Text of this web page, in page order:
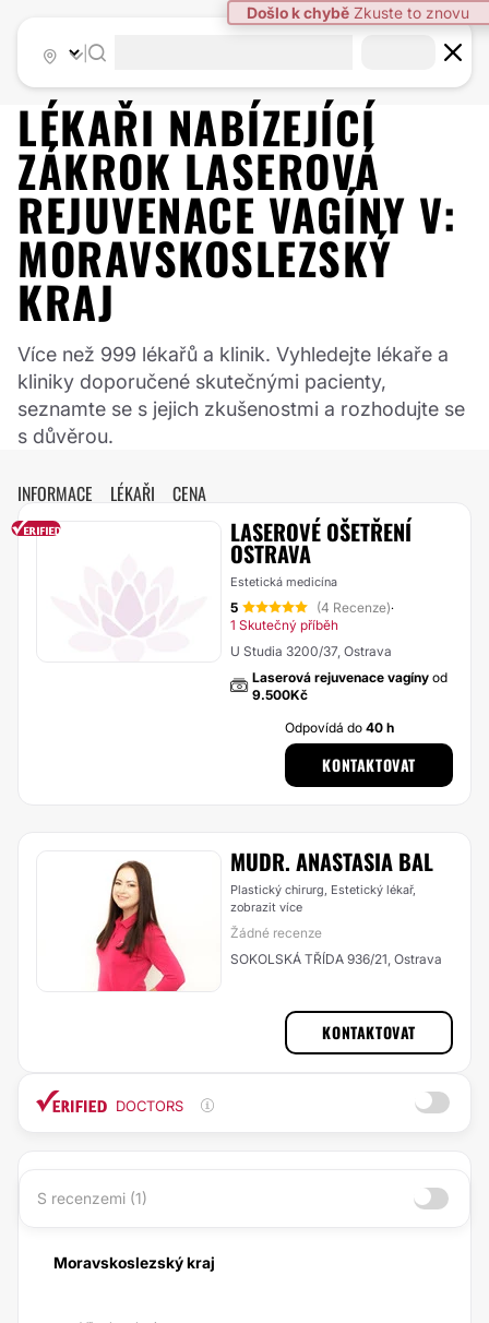
Došlo k chybě Zkuste to znovu
LÉKAŘI NABÍZEJÍCÍ
ZÁKROK LASEROVÁ
REJUVENACE VAGÍNY V:
MORAVSKOSLEZSKÝ
KRAJ
Více než 999 lékařů a klinik. Vyhledejte lékaře a
kliniky doporučené skutečnými pacienty,
seznamte se s jejich zkušenostmi a rozhodujte se
s důvěrou.
INFORMACE LÉKAŘI CENA
LASEROVÉ OŠETŘENÍ
OSTRAVA
Estetická medicína
5 (4 Recenze)·
1 Skutečný příběh
U Studia 3200/37, Ostrava
Laserová rejuvenace vagíny od
9.500Kč
Odpovídá do40 h
KONTAKTOVAT
MUDR. ANASTASIA BAL
Plastický chirurg, Estetický lékař,
zobrazit více
Žádné recenze
SOKOLSKÁ TŘÍDA 936/21, Ostrava
KONTAKTOVAT
DOCTORS
S recenzemi (1)
Moravskoslezský kraj